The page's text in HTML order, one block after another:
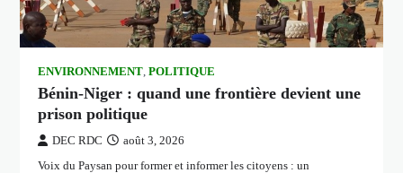
ENVIRONNEMENT,POLITIQUE
Bénin-Niger : quand une frontière devient une
prison politique
DEC RDC août 3, 2026
Voix du Paysan pour former et informer les citoyens : un